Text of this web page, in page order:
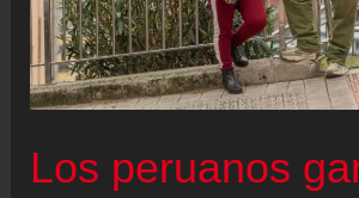
el
80%
de
trabajo
Los peruanos